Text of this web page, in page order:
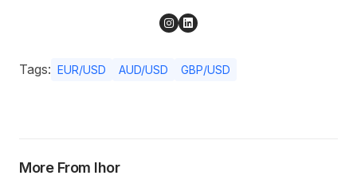
Tags: EUR/USD AUD/USD GBP/USD
More From Ihor